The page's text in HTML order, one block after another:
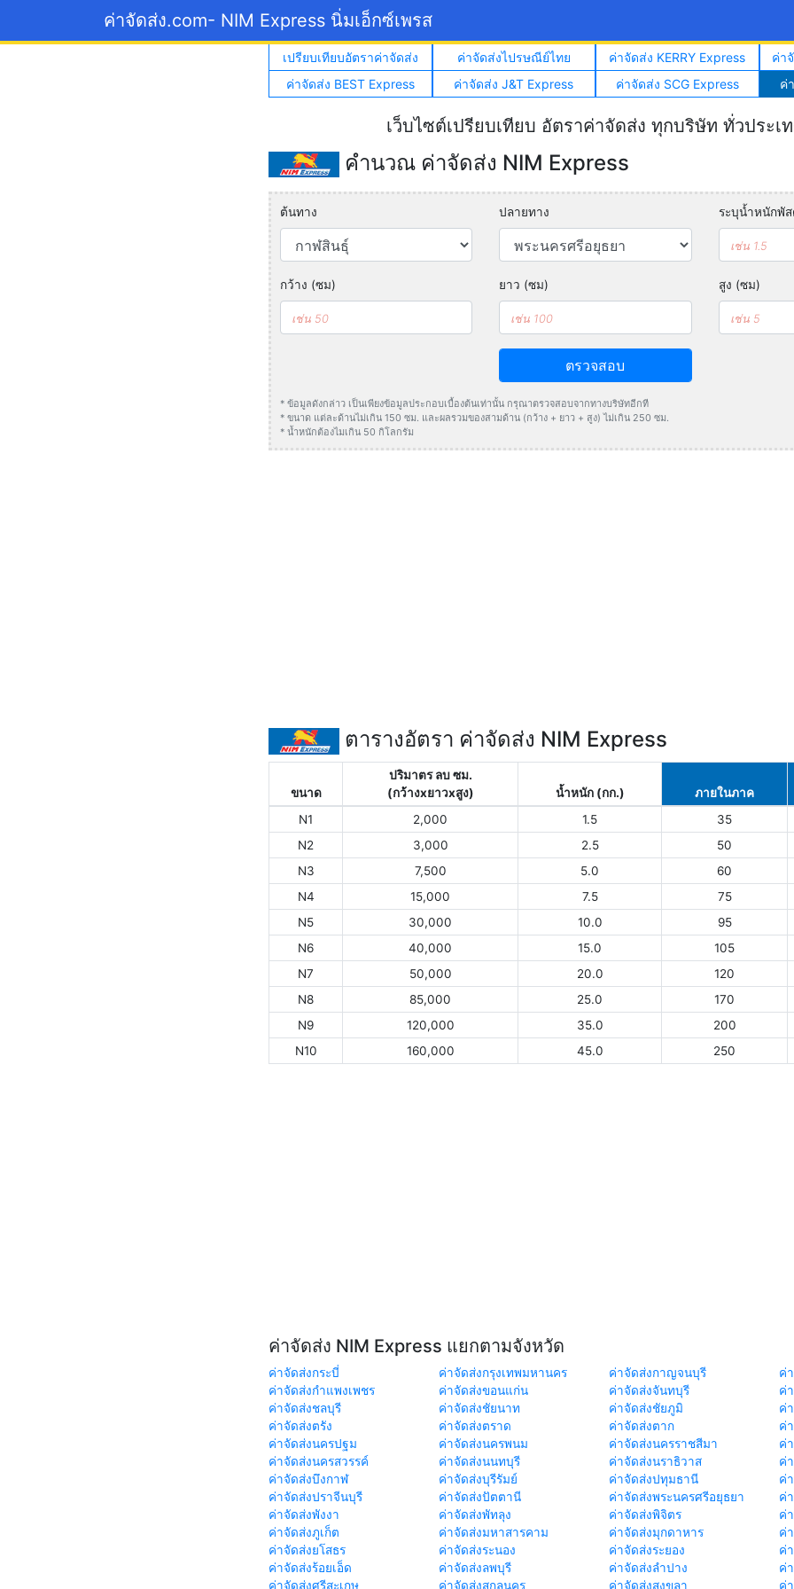
ค่าจัดส่ง.com- NIM Express นิ่มเอ็กซ์เพรส
เปรียบเทียบอัตราค่าจัดส่ง ค่าจัดส่งไปรษณีย์ไทย ค่าจัดส่ง KERRY Express
ค่า
ค่าจัดส่ง BEST Express
ค่าจัดส่ง J&T Express ค่าจัดส่ง SCG Express ค่
เว็บไซต์เปรียบเทียบ อัตราค่าจัดส่ง ทุกบริษัท ทั่วประเ
คำนวณ ค่าจัดส่ง NIM Express
ต้นทาง ปลายทาง ระบุน้ำหนักพั
กว้าง (ซม) ยาว (ซม) สูง (ซม)
ตรวจสอบ
* ข้อมูลดังกล่าว เป็นเพียงข้อมูลประกอบเบื้องต้นเท่านั้น กรุณาตรวจสอบจากทางบริษัทอีกที
* ขนาด แต่ละด้านไม่เกิน 150 ซม. และผลรวมของสามด้าน (กว้าง + ยาว + สูง) ไม่เกิน 250 ซม.
* น้ำหนักต้องไมเกิน 50 กิโลกรัม
ตารางอัตรา ค่าจัดส่ง NIM Express
ขนาด
ปริมาตร ลบ ซม.
(กว้างxยาวxสูง)
น้ำหนัก (กก.) ภายในภาค
N1
2,000 1.5 35
N2
3,000 2.5 50
N3
7,500 5.0 60
N4
15,000 7.5 75
N5
30,000 10.0 95
N6
40,000 15.0 105
N7
50,000 20.0 120
N8
85,000 25.0 170
N9
120,000 35.0 200
N10
160,000 45.0 250
ค่าจัดส่ง NIM Express แยกตามจังหวัด
ค่าจัดส่งกระบี่ ค่าจัดส่งกรุงเทพมหานคร ค่าจัดส่งกาญจนบุรี
ค่
ค่าจัดส่งกำแพงเพชร
ค่าจัดส่งขอนแก่น ค่าจัดส่งจันทบุรี
ค่
ค่าจัดส่งชลบุรี
ค่าจัดส่งชัยนาท ค่าจัดส่งชัยภูมิ
ค่
ค่าจัดส่งตรัง
ค่าจัดส่งตราด ค่าจัดส่งตาก
ค่
ค่าจัดส่งนครปฐม
ค่าจัดส่งนครพนม ค่าจัดส่งนครราชสีมา
ค่
ค่าจัดส่งนครสวรรค์
ค่าจัดส่งนนทบุรี ค่าจัดส่งนราธิวาส
ค่
ค่าจัดส่งบึงกาฬ
ค่าจัดส่งบุรีรัมย์ ค่าจัดส่งปทุมธานี
ค่
ค่าจัดส่งปราจีนบุรี
ค่าจัดส่งปัตตานี ค่าจัดส่งพระนครศรีอยุธยา
ค่
ค่าจัดส่งพังงา
ค่าจัดส่งพัทลุง ค่าจัดส่งพิจิตร
ค่
ค่าจัดส่งภูเก็ต
ค่าจัดส่งมหาสารคาม ค่าจัดส่งมุกดาหาร
ค่
ค่าจัดส่งยโสธร
ค่าจัดส่งระนอง ค่าจัดส่งระยอง
ค่
ค่าจัดส่งร้อยเอ็ด
ค่าจัดส่งลพบุรี ค่าจัดส่งลำปาง
ค่
ค่าจัดส่งศรีสะเกษ
ค่าจัดส่งสกลนคร ค่าจัดส่งสงขลา ค่